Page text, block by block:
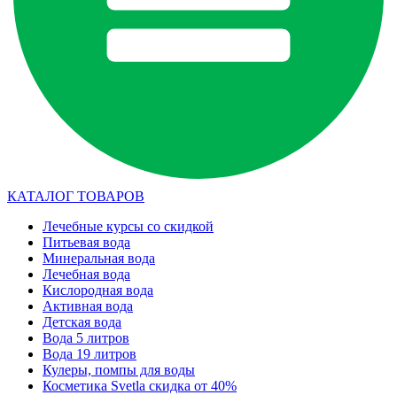
КАТАЛОГ ТОВАРОВ
Лечебные курсы со скидкой
Питьевая вода
Минеральная вода
Лечебная вода
Кислородная вода
Активная вода
Детская вода
Вода 5 литров
Вода 19 литров
Кулеры, помпы для воды
Косметика Svetla скидка от 40%